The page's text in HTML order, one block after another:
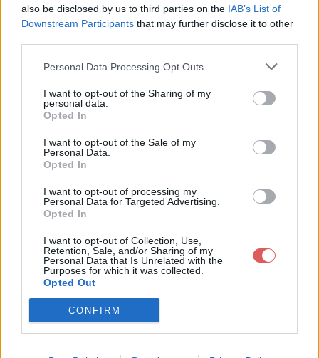
also be disclosed by us to third parties on the IAB’s List of
Downstream Participants that may further disclose it to other
Personal Data Processing Opt Outs
I want to opt-out of the Sharing of my
personal data.
Opted In
I want to opt-out of the Sale of my
Personal Data.
Opted In
I want to opt-out of processing my
Personal Data for Targeted Advertising.
Opted In
I want to opt-out of Collection, Use,
Retention, Sale, and/or Sharing of my
Personal Data that Is Unrelated with the
Purposes for which it was collected.
Opted Out
CONFIRM
Partager le fichier
les réseaux sociaux:
Télécharger le fichier F_tunnel_X
3.jpg
Télécharger F_tunnel_X3.jpg